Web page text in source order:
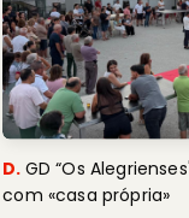
D. GD “Os
com «casa própria»